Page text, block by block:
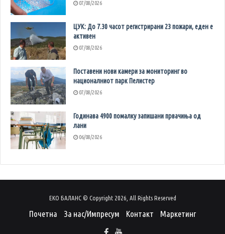
07/08/2026
ЦУК: До 7.30 часот регистрирани 23 пожари, еден е
активен
07/08/2026
Поставени нови камери за мониторинг во
националниот парк Пелистер
07/08/2026
Годинава 4900 помалку запишани првачиња од
лани
06/08/2026
ЕКО БАЛАНС © Copyright 2026, All Rights Reserved
Почетна За нас/Импресум Контакт Маркетинг